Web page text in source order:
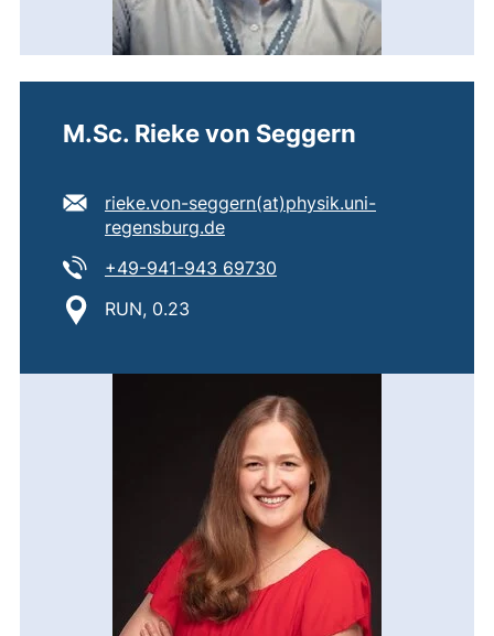
M.Sc. Rieke von Seggern
E-Mail Adresse:
rieke.von-seggern​(at)​physik.uni-
regensburg.de(öffnet Ihr E-Mail-Programm)
Tel:
+49-941-943 69730
Standort:
RUN, 0.23